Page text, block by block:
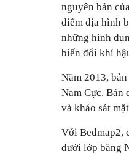
nguyên bản
điểm địa hình
những hình
biến đổi khí
Năm 2013,
Nam Cực. Bản
và khảo sát
Với Bedmap2,
dưới lớp băng